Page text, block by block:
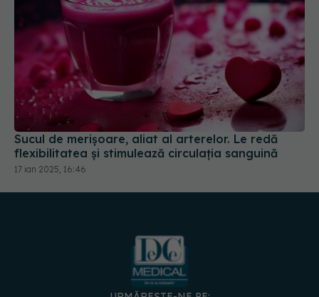
Sucul de merișoare, aliat al arterelor. Le redă
flexibilitatea și stimulează circulația sanguină
17 ian 2025, 16:46